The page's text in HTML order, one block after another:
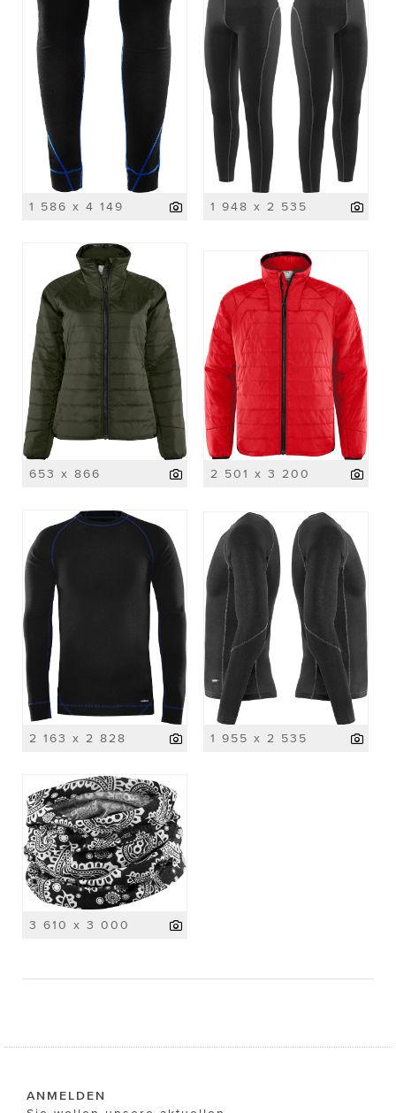
1 586 x 4 149 1 948 x 2 535
653 x 866 2 501 x 3 200
2 163 x 2 828 1 955 x 2 535
3 610 x 3 000
ANMELDEN